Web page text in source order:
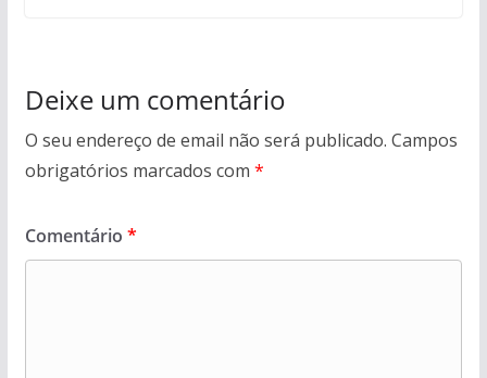
Deixe um comentário
O seu endereço de email não será publicado. Campos
obrigatórios marcados com *
Comentário *